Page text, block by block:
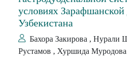
условиях
Узбекистана
Бахора Закирова , Нурали
Рустамов , Хуршида